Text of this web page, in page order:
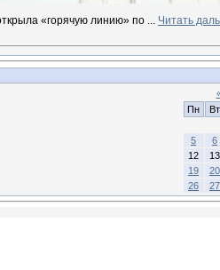
«горячую линию» по ... Читать
Пн
Вт
5
6
12
13
19
20
26
27